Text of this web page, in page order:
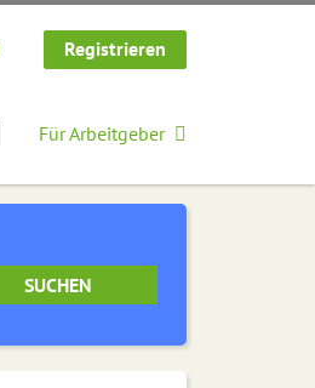
Registrieren
Für Arbeitgeber